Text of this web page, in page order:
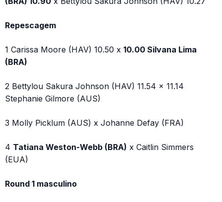
Repescagem
1 Carissa Moore (HAV) 10.50 x 10.00 Silvana Lima
(BRA)
2 Bettylou Sakura Johnson (HAV) 11.54 x 11.14
Stephanie Gilmore (AUS)
3 Molly Picklum (AUS) x Johanne Defay (FRA)
4 Tatiana Weston-Webb (BRA) x Caitlin Simmers
(EUA)
Round 1 masculino